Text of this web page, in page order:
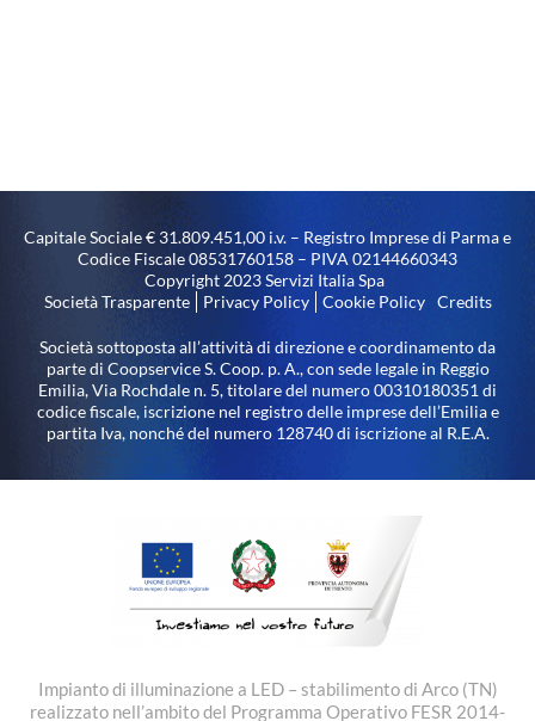
Capitale Sociale € 31.809.451,00 i.v. – Registro Imprese di Parma e
Codice Fiscale 08531760158 – PIVA 02144660343
Copyright 2023 Servizi Italia Spa
Società Trasparente
Privacy Policy Cookie Policy Credits
Società sottoposta all’attività di direzione e coordinamento da
parte di Coopservice S. Coop. p. A., con sede legale in Reggio
Emilia, Via Rochdale n. 5, titolare del numero 00310180351 di
codice fiscale, iscrizione nel registro delle imprese dell’Emilia e
partita Iva, nonché del numero 128740 di iscrizione al R.E.A.
Impianto di illuminazione a LED – stabilimento di Arco (TN)
realizzato nell’ambito del Programma Operativo FESR 2014-